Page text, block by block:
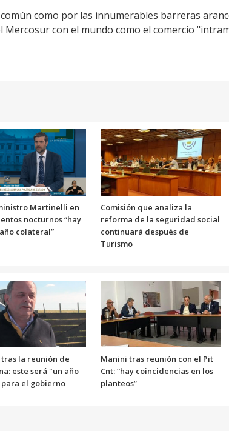
como por las innumerables barreras
con el mundo como el comercio
Martinelli en
nocturnos “hay
colateral”
Comisión que analiza la
reforma de la seguridad social
continuará después de
Turismo
la reunión de
este será "un año
el gobierno
Manini tras reunión con el Pit
Cnt: “hay coincidencias en los
planteos”